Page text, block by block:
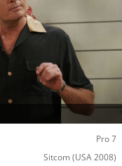
Pro 7
Sitcom (USA 2008)